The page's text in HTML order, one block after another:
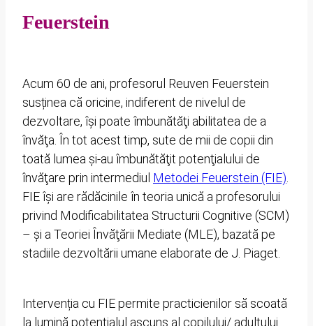
Feuerstein
Acum 60 de ani, profesorul Reuven Feuerstein
susținea că oricine, indiferent de nivelul de
dezvoltare, îşi poate îmbunătăţi abilitatea de a
învăţa. În tot acest timp, sute de mii de copii din
toată lumea şi-au îmbunătăţit potenţialului de
învăţare prin intermediul Metodei Feuerstein (FIE).
FIE îşi are rădăcinile în teoria unică a profesorului
privind Modificabilitatea Structurii Cognitive (SCM)
– şi a Teoriei Învăţării Mediate (MLE), bazată pe
stadiile dezvoltării umane elaborate de J. Piaget.
Intervenția cu FIE permite practicienilor să scoată
la lumină potenţialul ascuns al copilului/ adultului.